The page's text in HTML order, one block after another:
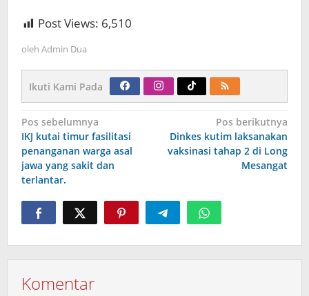
Post Views: 6,510
oleh Admin Dua
Ikuti Kami Pada
Navigasi
pos
Pos sebelumnya
IKJ kutai timur fasilitasi
penanganan warga asal
jawa yang sakit dan
terlantar.
Pos berikutnya
Dinkes kutim laksanakan
vaksinasi tahap 2 di Long
Mesangat
Komentar